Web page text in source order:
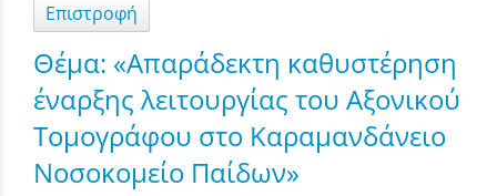
Επιστροφή
Θέμα: «Απαράδεκτη καθυστέρηση
έναρξης λειτουργίας του Αξονικού
Τομογράφου στο Καραμανδάνειο
Νοσοκομείο Παίδων»